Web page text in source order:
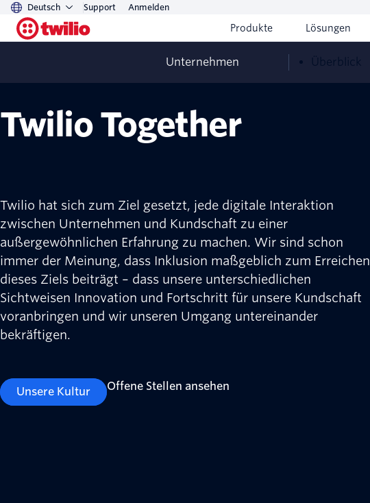
Deutsch Support Anmelden
Produkte Lösungen
Unternehmen Überblick
Twilio Together
Twilio hat sich zum Ziel gesetzt, jede digitale Interaktion
zwischen Unternehmen und Kundschaft zu einer
außergewöhnlichen Erfahrung zu machen. Wir sind schon
immer der Meinung, dass Inklusion maßgeblich zum Erreichen
dieses Ziels beiträgt – dass unsere unterschiedlichen
Sichtweisen Innovation und Fortschritt für unsere Kundschaft
voranbringen und wir unseren Umgang untereinander
bekräftigen.
Unsere Kultur Offene Stellen ansehen